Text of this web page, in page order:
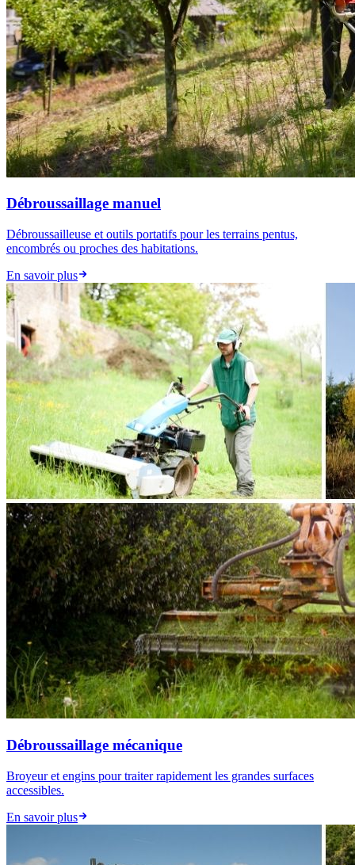
Débroussaillage manuel
Débroussailleuse et outils portatifs pour les terrains pentus,
encombrés ou proches des habitations.
En savoir plus
Débroussaillage mécanique
Broyeur et engins pour traiter rapidement les grandes surfaces
accessibles.
En savoir plus